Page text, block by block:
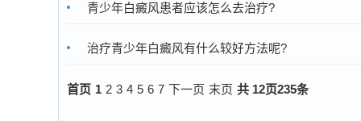
青少年白癜风患者应该怎么去治疗?
治疗青少年白癜风有什么较好方法呢?
首页 1 2 3 4 5 6 7 下一页 末页 共 12页235条